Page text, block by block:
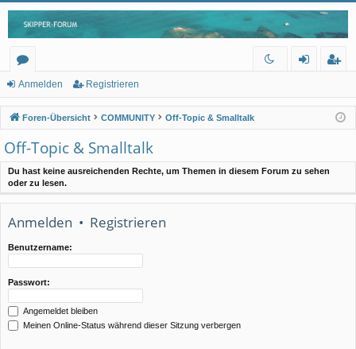
or
en
m
el
ist
rie
Anmelden Registrieren
Foren-Übersicht COMMUNITY Off-Topic & Smalltalk
Off-Topic & Smalltalk
Du hast keine ausreichenden Rechte, um Themen in diesem Forum zu sehen
oder zu lesen.
Anmelden • Registrieren
Benutzername:
Passwort:
Angemeldet bleiben
Meinen Online-Status während dieser Sitzung verbergen